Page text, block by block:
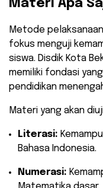
​Materi Apa
​Metode
fokus menguji
siswa. Disdik Kota
memiliki fondasi
pendidikan
​Materi yang akan
Literasi:
Bahasa Indonesia.
Numerasi: